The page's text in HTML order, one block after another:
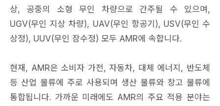
상, 공중의 소형 무인 차량으로 간주될 수 있으며,
UGV(무인 지상 차량), UAV(무인 항공기), USV(무인 수
상정), UUV(무인 잠수정) 모두 AMR에 속합니다.
현재, AMR은 소비자 가전, 자동차, 대체 에너지, 반도체
등 산업 물류에 주로 사용되며 생산 물류와 창고 물류에
통합됩니다. 가까운 미래에도 AMR의 주요 적용 분야는